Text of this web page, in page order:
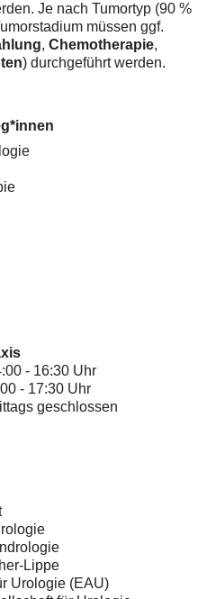
Je nach Tumortyp (90 %
müssen ggf.
, Chemotherapie,
) durchgeführt werden.
- 16:30 Uhr
- 17:30 Uhr
geschlossen
Lippe
Urologie (EAU)